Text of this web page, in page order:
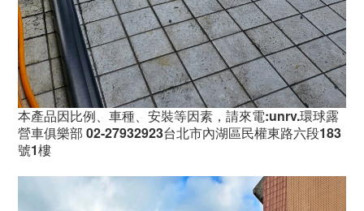
本產品因比例、車種、安裝等因素，請來電:unrv.環球露
營車俱樂部 02-27932923台北市內湖區民權東路六段183
號1樓